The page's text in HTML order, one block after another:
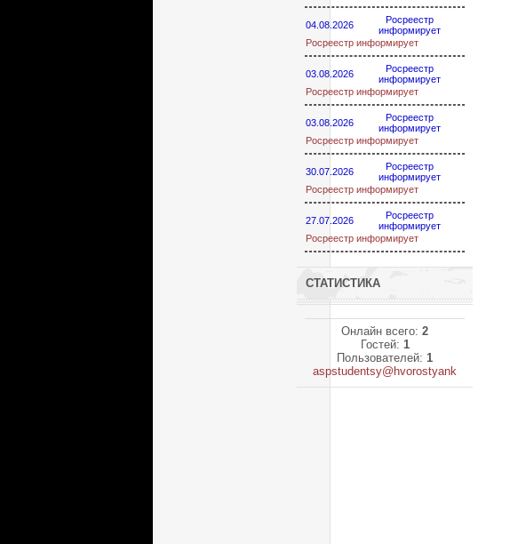
04.08.2026
Росреестр
информирует
Росреестр информирует
03.08.2026
Росреестр
информирует
Росреестр информирует
03.08.2026
Росреестр
информирует
Росреестр информирует
30.07.2026
Росреестр
информирует
Росреестр информирует
27.07.2026
Росреестр
информирует
Росреестр информирует
СТАТИСТИКА
Онлайн всего: 2
Гостей: 1
Пользователей: 1
aspstudentsy@hvorostyank